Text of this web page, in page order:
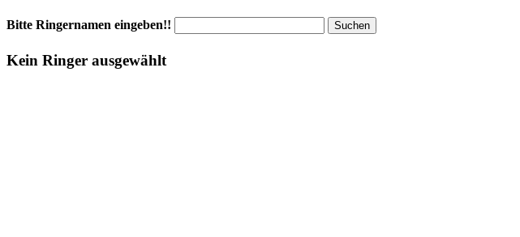
Bitte Ringernamen eingeben!!
Kein Ringer ausgewählt